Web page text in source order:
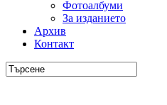
Фотоалбуми
За изданието
Архив
Контакт